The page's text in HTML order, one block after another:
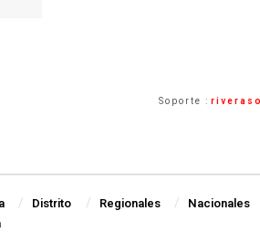
Soporte :
Distrito Regionales Nacionales